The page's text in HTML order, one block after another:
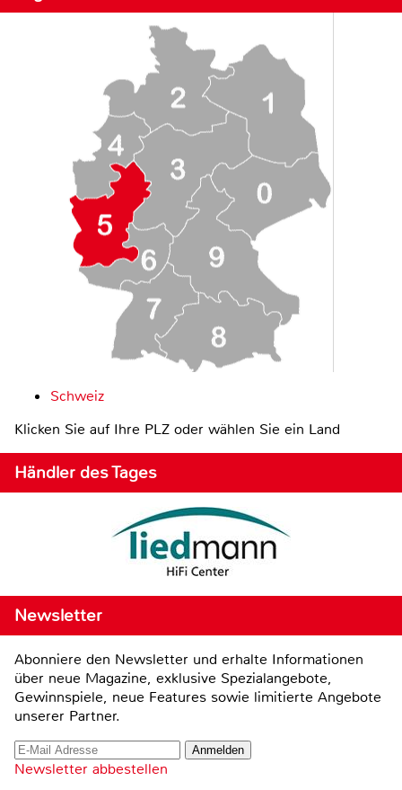
Schweiz
Klicken Sie auf Ihre PLZ oder wählen Sie ein Land
Händler des Tages
Newsletter
Abonniere den Newsletter und erhalte Informationen
über neue Magazine, exklusive Spezialangebote,
Gewinnspiele, neue Features sowie limitierte Angebote
unserer Partner.
Newsletter abbestellen